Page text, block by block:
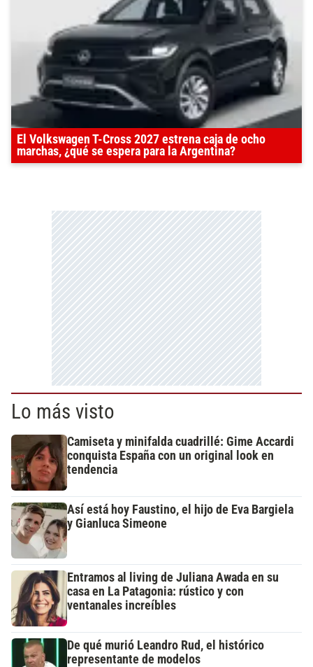
El Volkswagen T-Cross 2027 estrena caja de ocho
marchas, ¿qué se espera para la Argentina?
Lo más visto
Camiseta y minifalda cuadrillé: Gime Accardi
conquista España con un original look en
tendencia
Así está hoy Faustino, el hijo de Eva Bargiela
y Gianluca Simeone
Entramos al living de Juliana Awada en su
casa en La Patagonia: rústico y con
ventanales increíbles
De qué murió Leandro Rud, el histórico
representante de modelos